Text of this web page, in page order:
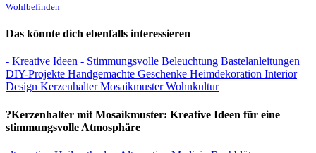
Wohlbefinden
Das könnte dich ebenfalls interessieren
- Kreative Ideen - Stimmungsvolle Beleuchtung Bastelanleitungen
DIY-Projekte Handgemachte Geschenke Heimdekoration Interior
Design KerzenhalterMosaikmusterWohnkultur
?Kerzenhalter mit Mosaikmuster: Kreative Ideen für eine
stimmungsvolle Atmosphäre